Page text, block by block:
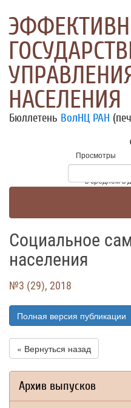
НАСЕЛЕНИЯ
Бюллетень ВолНЦ РАН
Просмотры
Посетители
* - в среднем в
Социальное
населения
№3 (29), 2018
Полная версия публикации
« Вернуться назад
Архив выпусков